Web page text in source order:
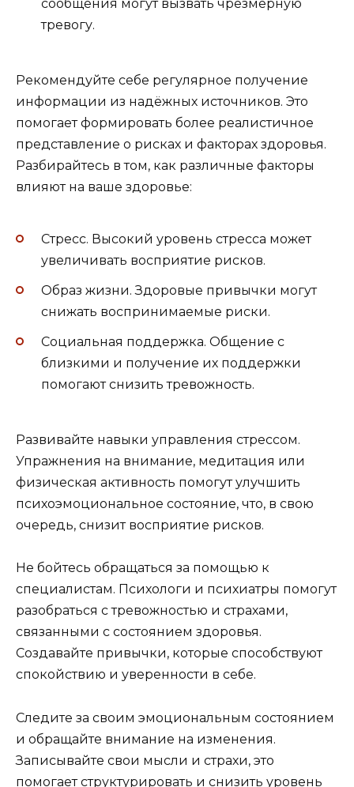
сообщения могут вызвать чрезмерную
тревогу.
Рекомендуйте себе регулярное получение
информации из надёжных источников. Это
помогает формировать более реалистичное
представление о рисках и факторах здоровья.
Разбирайтесь в том, как различные факторы
влияют на ваше здоровье:
Стресс. Высокий уровень стресса может
увеличивать восприятие рисков.
Образ жизни. Здоровые привычки могут
снижать воспринимаемые риски.
Социальная поддержка. Общение с
близкими и получение их поддержки
помогают снизить тревожность.
Развивайте навыки управления стрессом.
Упражнения на внимание, медитация или
физическая активность помогут улучшить
психоэмоциональное состояние, что, в свою
очередь, снизит восприятие рисков.
Не бойтесь обращаться за помощью к
специалистам. Психологи и психиатры помогут
разобраться с тревожностью и страхами,
связанными с состоянием здоровья.
Создавайте привычки, которые способствуют
спокойствию и уверенности в себе.
Следите за своим эмоциональным состоянием
и обращайте внимание на изменения.
Записывайте свои мысли и страхи, это
помогает структурировать и снизить уровень